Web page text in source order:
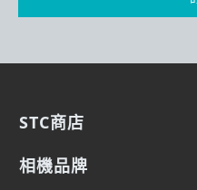
STC商店
相機品牌